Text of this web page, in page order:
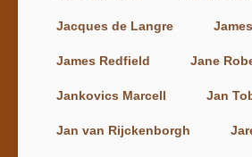
Jacques de Langre
James Redfield Jane
Jankovics Marcell Jan
Jan van Rijckenborgh